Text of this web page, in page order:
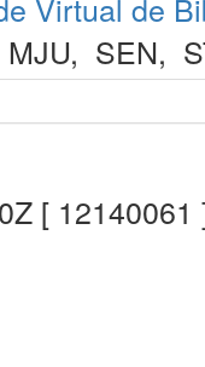
MJU, SEN,
[ 12140061